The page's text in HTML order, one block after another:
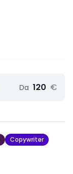
Da 120 €
Copywriter